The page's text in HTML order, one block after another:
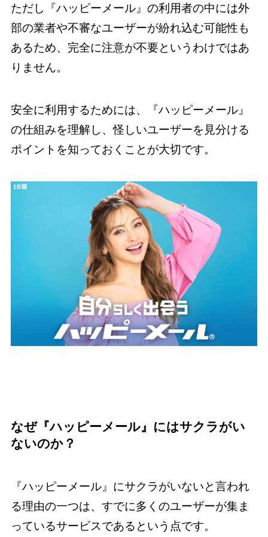
ただし『ハッピーメール』の利用者の中には外
部の業者や不審なユーザーが紛れ込む可能性も
あるため、完全に注意が不要というわけではあ
りません。
安全に利用するためには、『ハッピーメール』
の仕組みを理解し、怪しいユーザーを見分ける
ポイントを知っておくことが大切です。
なぜ『ハッピーメール』にはサクラがい
ないのか？
『ハッピーメール』にサクラがいないと言われ
る理由の一つは、すでに多くのユーザーが集ま
っているサービスであるという点です。